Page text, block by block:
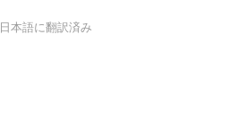
日本語に翻訳済み